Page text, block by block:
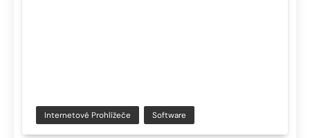
Internetové Prohlížeče Software